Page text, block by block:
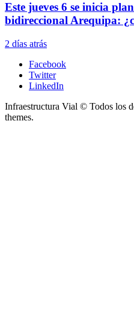
Este jueves 6 se inicia
bidireccional Arequipa:
2 días atrás
Facebook
Twitter
LinkedIn
Infraestructura Vial © Todos los
themes.